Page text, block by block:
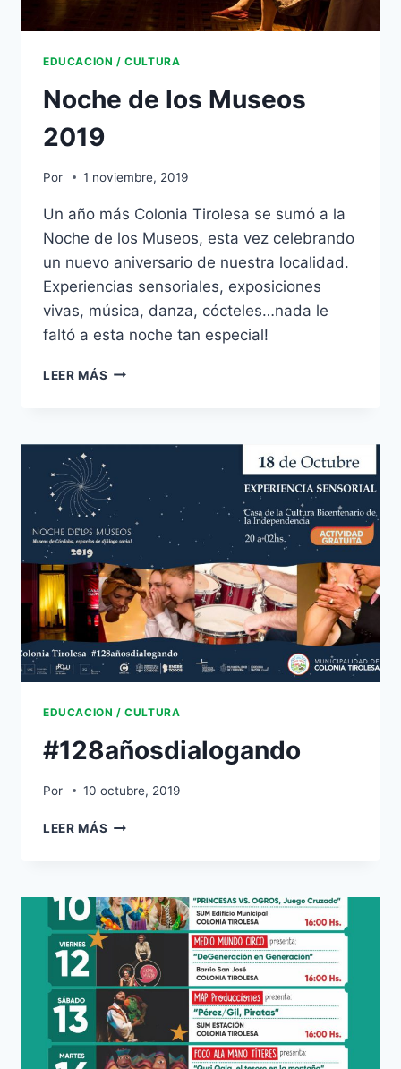
EDUCACION / CULTURA
Noche de los Museos
2019
Por 1 noviembre, 2019
Un año más Colonia Tirolesa se sumó a la
Noche de los Museos, esta vez celebrando
un nuevo aniversario de nuestra localidad.
Experiencias sensoriales, exposiciones
vivas, música, danza, cócteles…nada le
faltó a esta noche tan especial!
LEER MÁS
EDUCACION / CULTURA
#128añosdialogando
Por 10 octubre, 2019
LEER MÁS